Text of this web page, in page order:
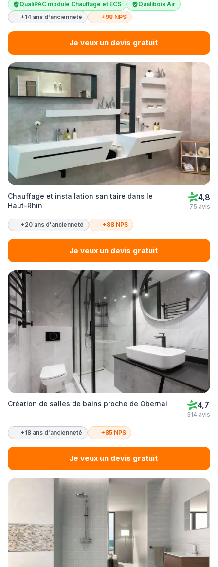
QualiPAC module Chauffage et ECS
Qualibois Air
+14 ans d'ancienneté
+98 NPS
Je veux un devis gratuit
Chauffage et installation sanitaire dans le
Haut-Rhin
4,8
75 avis
+20 ans d'ancienneté +88 NPS
Je veux un devis gratuit
Création de salles de bains proche de Obernai 4,7
314 avis
+18 ans d'ancienneté +85 NPS
Je veux un devis gratuit